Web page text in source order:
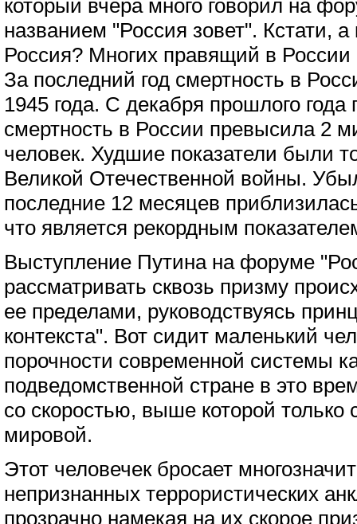
который вчера много говорил на
названием "Россия зовет". Кстати, а
Россия? Многих правящий в России
За последний год смертность в
1945 года. С декабря прошлого
смертность в России превысила 2
человек. Худшие показатели были
Великой Отечественной войны.
последние 12 месяцев
что является рекордным
Выступление Путина на форуме
рассматривать сквозь призму
ее пределами, руководствуясь
контекста". Вот сидит маленький
порочности современной системы
подведомственной стране в это
со скоростью, выше которой только
мировой.
Этот человечек бросает
непризнанных террористических
прозрачно намекая на их скорое